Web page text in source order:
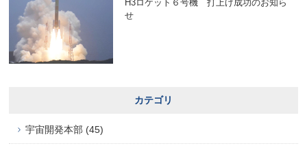
H3ロケット６号機 打上げ成功のお知ら
せ
カテゴリ
宇宙開発本部 (45)